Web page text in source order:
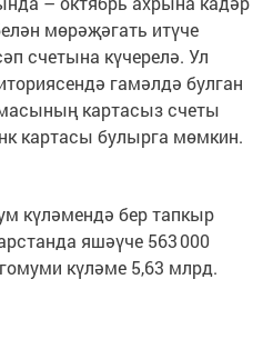
мөрәҗәгать итүче
счетына күчерелә. Ул
гамәлдә булган
картасыз счеты
картасы булырга мөмкин.
күләмендә бер тапкыр
яшәүче 563 000
күләме 5,63 млрд.